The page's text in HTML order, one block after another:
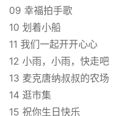
09 幸福拍手歌
10 划着小船
11 我们一起开开心心
12 小雨，小雨，快走吧
13 麦克唐纳叔叔的农场
14 逛市集
15 祝你生日快乐